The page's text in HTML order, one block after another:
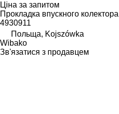
Ціна за запитом
Прокладка впускного колектора
4930911
Польща, Kojszówka
Wibako
Зв'язатися з продавцем